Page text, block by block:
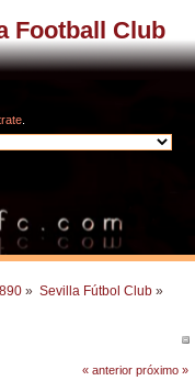
Football Club
» Sevilla Fútbol Club »
« anterior próximo »